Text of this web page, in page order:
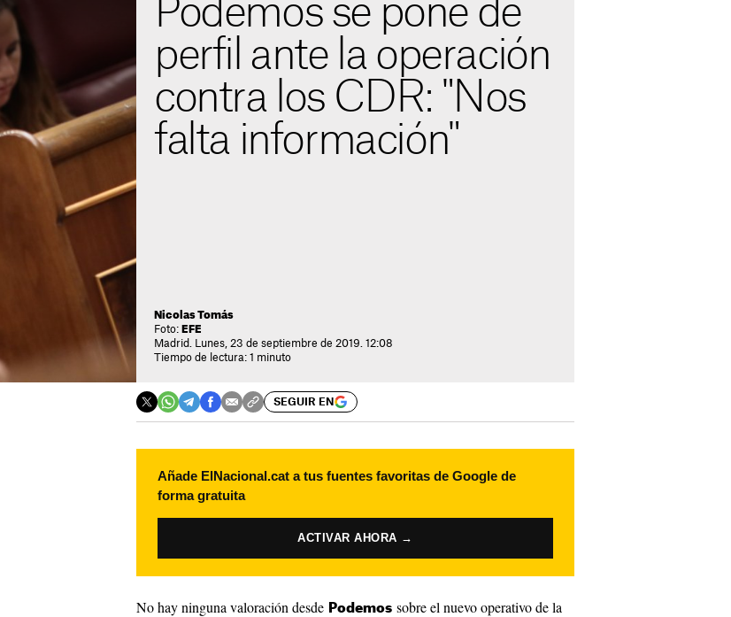
Podemos se pone de
perfil ante la operación
contra los CDR: "Nos
falta información"
Nicolas Tomás
Foto: EFE
Madrid. Lunes, 23 de septiembre de 2019. 12:08
Tiempo de lectura: 1 minuto
SEGUIR EN
Añade ElNacional.cat a tus fuentes favoritas de Google de
forma gratuita
ACTIVAR AHORA →
No hay ninguna valoración desde Podemos sobre el nuevo operativo de la